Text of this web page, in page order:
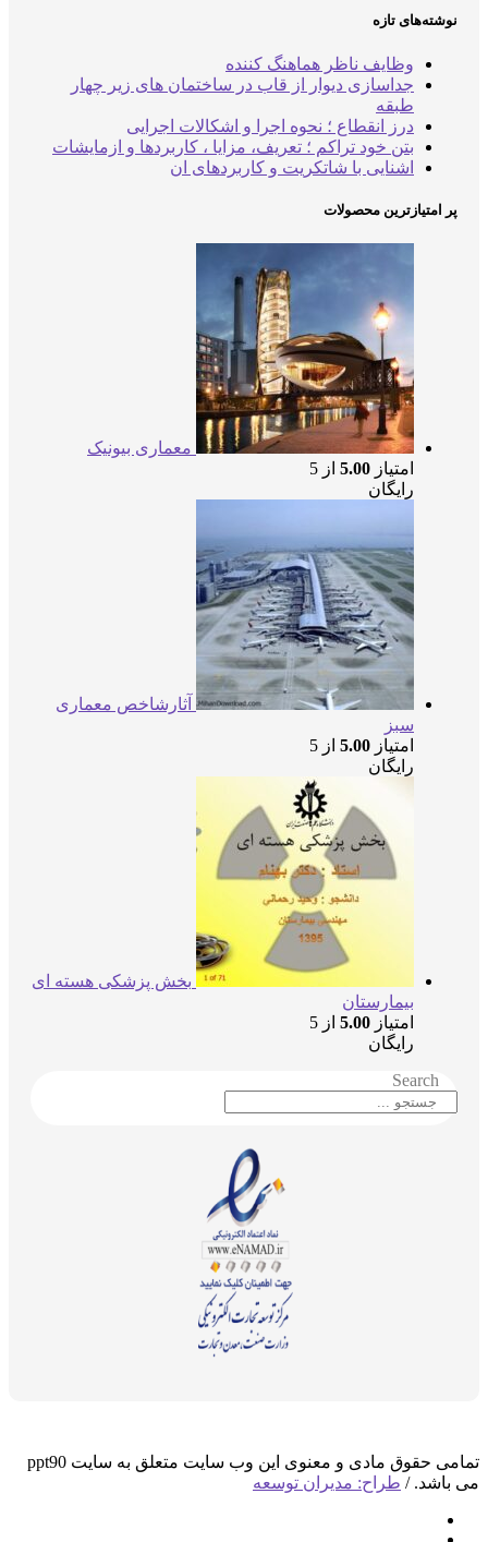
نوشته‌های تازه
وظایف ناظر هماهنگ کننده
جداسازی دیوار از قاب در ساختمان های زیر چهار
طبقه
درز انقطاع ؛ نحوه اجرا و اشکالات اجرایی
بتن خود تراکم ؛ تعریف، مزایا ، کاربردها و ازمایشات
اشنایی با شاتکریت و کاربردهای ان
پر امتیازترین محصولات
معماری بیونیک
امتیاز 5.00 از 5
رایگان
آثارشاخص معماری
سبز
امتیاز 5.00 از 5
رایگان
بخش پزشکی هسته ای
بیمارستان
امتیاز 5.00 از 5
رایگان
Search
تمامی حقوق مادی و معنوی این وب سایت متعلق به سایت ppt90
می باشد. / طراح: مدیران توسعه